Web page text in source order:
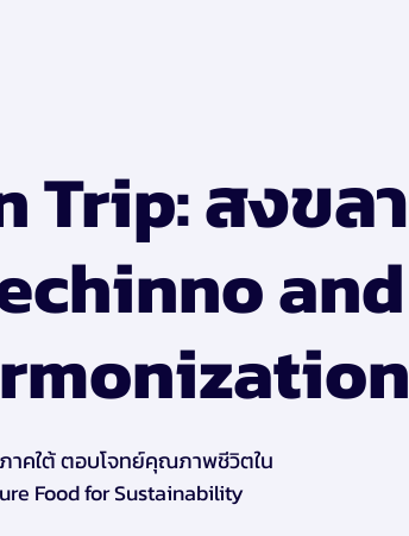
Trip: สงขลา
and
าคใต้ ตอบโจทย์คุณภาพชีวิตใน
Food for Sustainability